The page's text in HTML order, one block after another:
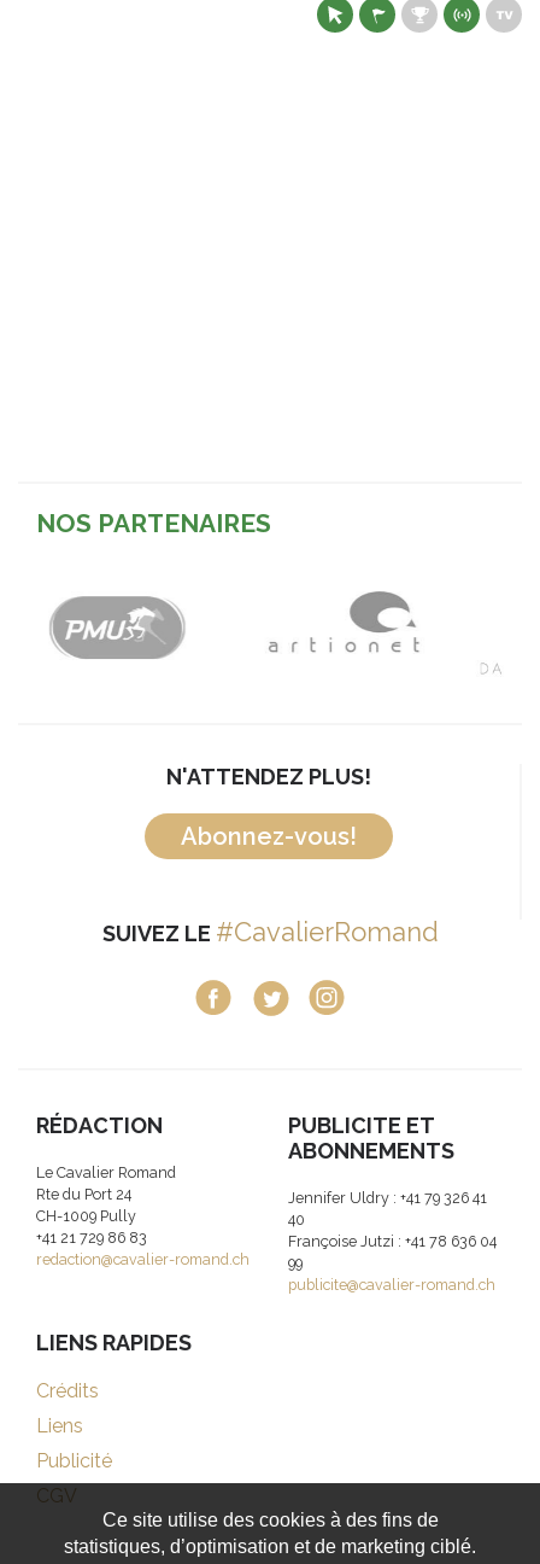
NOS PARTENAIRES
N'ATTENDEZ PLUS!
Abonnez-vous!
SUIVEZ LE #CavalierRomand
RÉDACTION
Le Cavalier Romand
Rte du Port 24
CH-1009 Pully
+41 21 729 86 83
redaction@cavalier-romand.ch
PUBLICITE ET
ABONNEMENTS
Jennifer Uldry : +41 79 326 41
40
Françoise Jutzi : +41 78 636 04
99
publicite@cavalier-romand.ch
LIENS RAPIDES
Crédits
Liens
Publicité
CGV
Ce site utilise des cookies à des fins de
statistiques, d’optimisation et de marketing ciblé.